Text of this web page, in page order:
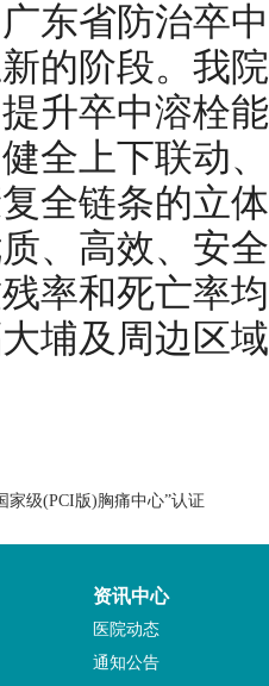
省防治卒中
的阶段。我
升卒中溶栓
全上下联动
全链条的立
、高效、安
率和死亡率
埔及周边区
家级(PCI版)胸痛中心”认证
资讯中心
医院动态
通知公告